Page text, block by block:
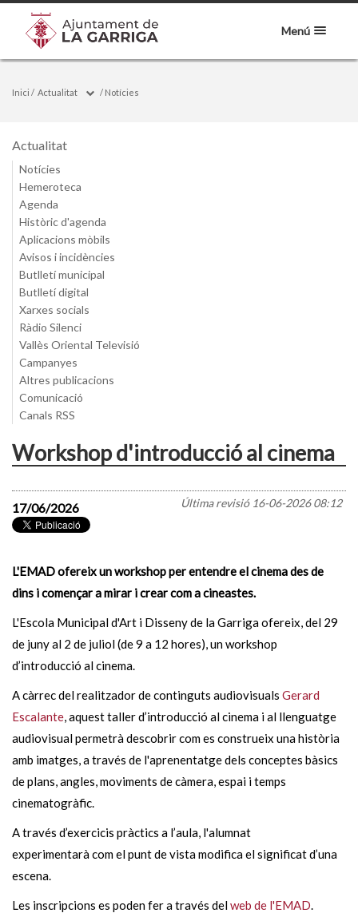
Menú
Inici / Actualitat / Notícies
Actualitat
Notícies
Hemeroteca
Agenda
Històric d'agenda
Aplicacions mòbils
Avisos i incidències
Butlletí municipal
Butlletí digital
Xarxes socials
Ràdio Silenci
Vallès Oriental Televisió
Campanyes
Altres publicacions
Comunicació
Canals RSS
Workshop d'introducció al cinema
Última revisió 16-06-2026 08:12
17/06/2026
L'EMAD ofereix un workshop per entendre el cinema des de
dins i començar a mirar i crear com a cineastes.
L'Escola Municipal d'Art i Disseny de la Garriga ofereix, del 29
de juny al 2 de juliol (de 9 a 12 hores), un workshop
d’introducció al cinema.
A càrrec del realitzador de continguts audiovisuals Gerard
Escalante, aquest taller d’introducció al cinema i al llenguatge
audiovisual permetrà descobrir com es construeix una història
amb imatges, a través de l'aprenentatge dels conceptes bàsics
de plans, angles, moviments de càmera, espai i temps
cinematogràfic.
A través d’exercicis pràctics a l’aula, l'alumnat
experimentarà com el punt de vista modifica el significat d’una
escena.
Les inscripcions es poden fer a través delweb de l'EMAD.